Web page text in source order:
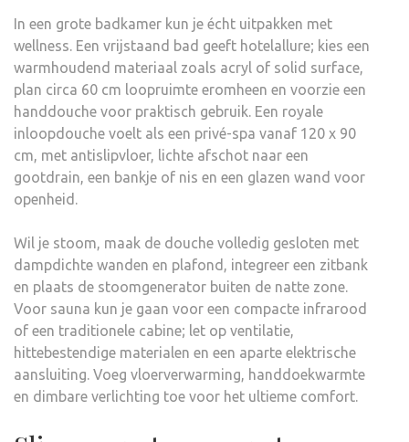
In een grote badkamer kun je écht uitpakken met
wellness. Een vrijstaand bad geeft hotelallure; kies een
warmhoudend materiaal zoals acryl of solid surface,
plan circa 60 cm loopruimte eromheen en voorzie een
handdouche voor praktisch gebruik. Een royale
inloopdouche voelt als een privé-spa vanaf 120 x 90
cm, met antislipvloer, lichte afschot naar een
gootdrain, een bankje of nis en een glazen wand voor
openheid.
Wil je stoom, maak de douche volledig gesloten met
dampdichte wanden en plafond, integreer een zitbank
en plaats de stoomgenerator buiten de natte zone.
Voor sauna kun je gaan voor een compacte infrarood
of een traditionele cabine; let op ventilatie,
hittebestendige materialen en een aparte elektrische
aansluiting. Voeg vloerverwarming, handdoekwarmte
en dimbare verlichting toe voor het ultieme comfort.